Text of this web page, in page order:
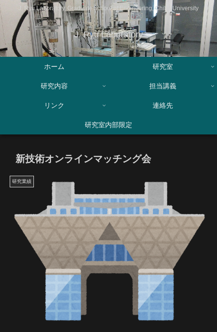
J. Ryu Laboratory, Graduate School of Engineering, Chiba University
J. Ryu Laboratory
ホーム 研究室
研究内容 担当講義
リンク 連絡先
研究室内部限定
新技術オンラインマッチング会
研究業績